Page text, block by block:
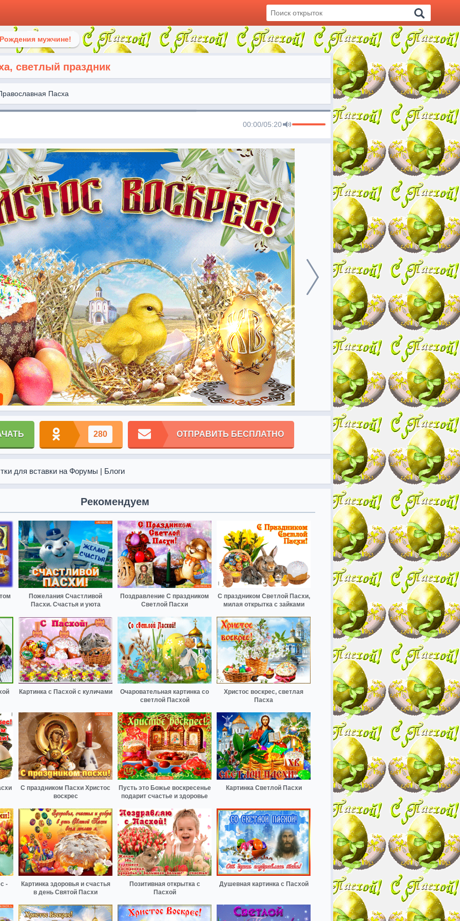
мужчине!
светлый праздник
Пасха
00:00/05:20
280 ОТПРАВИТЬ БЕСПЛАТНО
для вставки на Форумы | Блоги
Рекомендуем
Пожелания Счастливой
Пасхи. Счастья и уюта
Поздравление С праздником
Светлой Пасхи
С праздником Светлой Пасхи,
милая открытка с зайками
Картинка с Пасхой с куличами
Очаровательная картинка со
светлой Пасхой
Христос воскрес, светлая
Пасха
С праздником Пасхи Христос
воскрес
Пусть это Божье воскресенье
подарит счастье и здоровье
Картинка Светлой Пасхи
-
Картинка здоровья и счастья
в день Святой Пасхи
Позитивная открытка с
Пасхой
Душевная картинка с Пасхой